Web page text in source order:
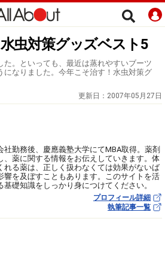
虫対策グッズベスト5
た。といっても、最近は蒸れやすいブーツ
になりました。今年こそ治す！水虫対策グ
更新日： 2007年05月27日
社勤務後、慶應義塾大学にてMBA取得。薬剤
、薬に関する情報をお伝えしていきます。体
れる薬は、正しく扱わなくては効果がないば
響を及ぼすこともあります。このサイトを活
基礎知識をしっかり身につけてください。
プロフィール詳細
執筆記事一覧